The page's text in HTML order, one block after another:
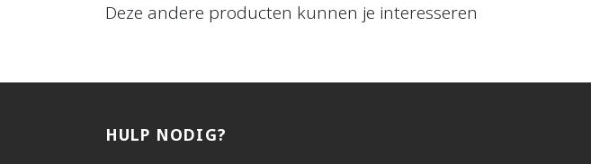
Deze andere producten kunnen je interesseren
HULP NODIG?